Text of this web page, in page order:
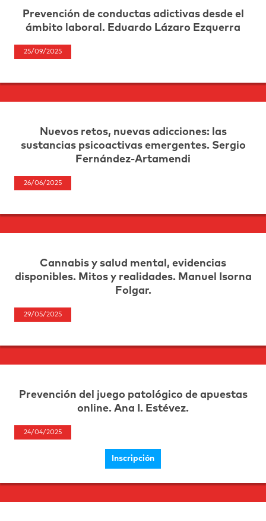
Prevención de conductas adictivas desde el
ámbito laboral. Eduardo Lázaro Ezquerra
25/09/2025
Nuevos retos, nuevas adicciones: las
sustancias psicoactivas emergentes. Sergio
Fernández-Artamendi
26/06/2025
Cannabis y salud mental, evidencias
disponibles. Mitos y realidades. Manuel Isorna
Folgar.
29/05/2025
Prevención del juego patológico de apuestas
online. Ana I. Estévez.
24/04/2025
Inscripción